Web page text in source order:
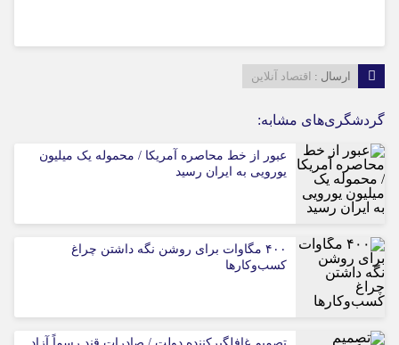
ارسال : اقتصاد آنلاین
گردشگری‌های مشابه:
عبور از خط محاصره آمریکا / محموله یک میلیون
یورویی به ایران رسید
۴۰۰ مگاوات برای روشن نگه داشتن چراغ
کسب‌وکار‌ها